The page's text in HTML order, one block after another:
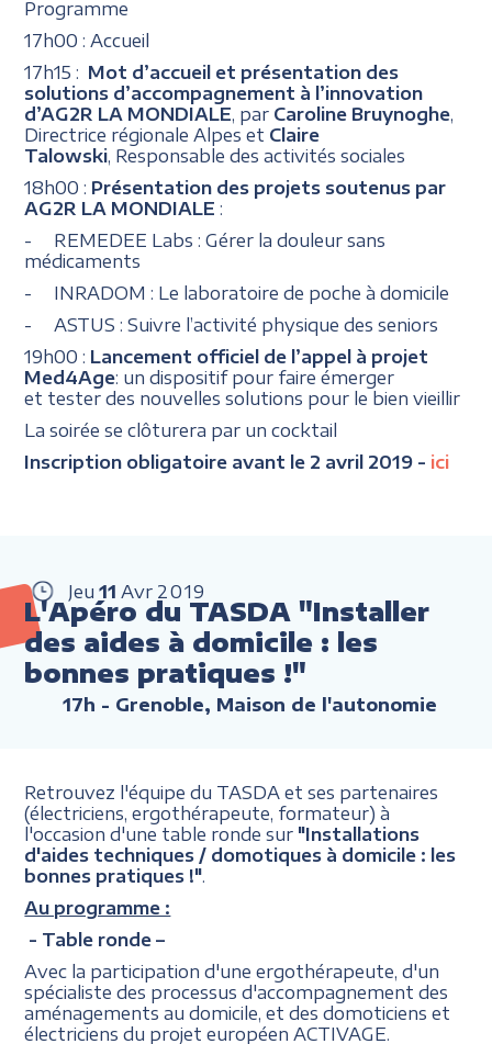
Programme
17h00 : Accueil
17h15 : Mot d’accueil et présentation des
solutions d’accompagnement à l’innovation
d’AG2R LA MONDIALE , par Caroline Bruynoghe
Directrice régionale Alpes et Claire
Talowski , Responsable des activités sociales
18h00 : Présentation des projets soutenus par
AG2R LA MONDIALE:
- REMEDEE Labs : Gérer la douleur sans
médicaments
- INRADOM : Le laboratoire de poche à domicile
- ASTUS : Suivre l’activité physique des seniors
19h00 : Lancement officiel de l’appel à projet
Med4Age: un dispositif pour faire émerger
et tester des nouvelles solutions pour le bien vieillir
La soirée se clôturera par un cocktail
Inscription obligatoire avant le 2 avril 2019 - ici
Jeu 11 Avr 2019
L'Apéro du TASDA "Installer
des aides à domicile : les
bonnes pratiques !"
17h - Grenoble, Maison de l'autonomie
Retrouvez l'équipe du TASDA et ses partenaires
(électriciens, ergothérapeute, formateur) à
l'occasion d'une table ronde sur "Installations
d'aides techniques / domotiques à domicile : les
bonnes pratiques !"
Au programme :
- Table ronde –
Avec la participation d'une ergothérapeute, d'un
spécialiste des processus d'accompagnement des
aménagements au domicile, et des domoticiens et
électriciens du projet européen ACTIVAGE.